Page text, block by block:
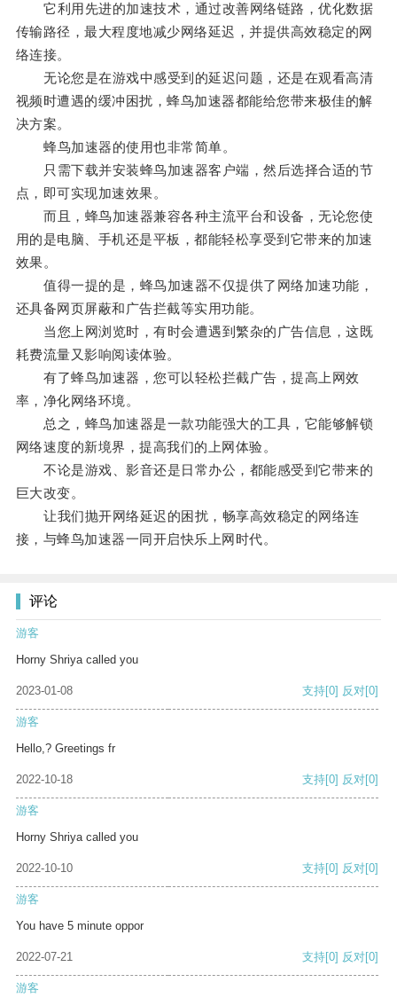
它利用先进的加速技术，通过改善网络链路，优化数据
传输路径，最大程度地减少网络延迟，并提供高效稳定的网
络连接。
无论您是在游戏中感受到的延迟问题，还是在观看高清
视频时遭遇的缓冲困扰，蜂鸟加速器都能给您带来极佳的解
决方案。
蜂鸟加速器的使用也非常简单。
只需下载并安装蜂鸟加速器客户端，然后选择合适的节
点，即可实现加速效果。
而且，蜂鸟加速器兼容各种主流平台和设备，无论您使
用的是电脑、手机还是平板，都能轻松享受到它带来的加速
效果。
值得一提的是，蜂鸟加速器不仅提供了网络加速功能，
还具备网页屏蔽和广告拦截等实用功能。
当您上网浏览时，有时会遭遇到繁杂的广告信息，这既
耗费流量又影响阅读体验。
有了蜂鸟加速器，您可以轻松拦截广告，提高上网效
率，净化网络环境。
总之，蜂鸟加速器是一款功能强大的工具，它能够解锁
网络速度的新境界，提高我们的上网体验。
不论是游戏、影音还是日常办公，都能感受到它带来的
巨大改变。
让我们抛开网络延迟的困扰，畅享高效稳定的网络连
接，与蜂鸟加速器一同开启快乐上网时代。
评论
游客
Horny Shriya called you
2023-01-08 支持[0] 反对[0]
游客
Hello,? Greetings fr
2022-10-18 支持[0] 反对[0]
游客
Horny Shriya called you
2022-10-10 支持[0] 反对[0]
游客
You have 5 minute oppor
2022-07-21 支持[0] 反对[0]
游客